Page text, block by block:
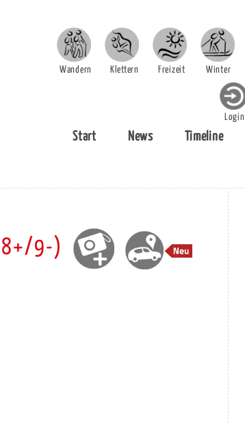
Wandern Klettern Freizeit Winter
Login
Start News Timeline
9-)